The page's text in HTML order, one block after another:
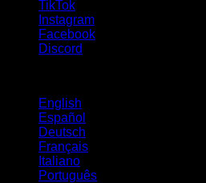
TikTok
Instagram
Facebook
Discord
English
Español
Deutsch
Français
Italiano
Português